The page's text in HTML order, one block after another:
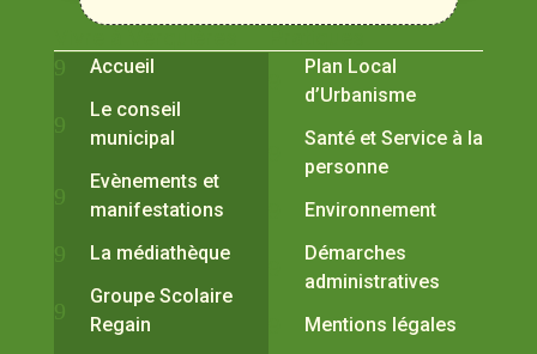
Accueil
Le conseil
municipal
Evènements et
manifestations
La médiathèque
Groupe Scolaire
Regain
Plan Local
d’Urbanisme
Santé et Service à la
personne
Environnement
Démarches
administratives
Mentions légales